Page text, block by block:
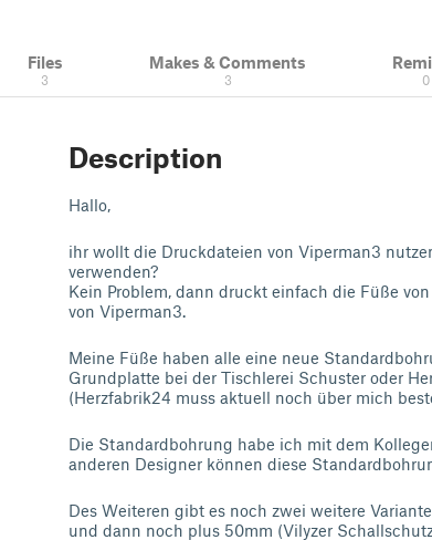
Files
3
Makes & Comments
3 0
Description
Hallo,
ihr wollt die Druckdateien von Viperman3
verwenden?
Kein Problem, dann druckt einfach die Füße
von Viperman3.
Meine Füße haben alle eine neue
Grundplatte bei der Tischlerei Schuster oder
(Herzfabrik24 muss aktuell noch über mich
Die Standardbohrung habe ich mit dem
anderen Designer können diese
Des Weiteren gibt es noch zwei weitere
und dann noch plus 50mm (Vilyzer